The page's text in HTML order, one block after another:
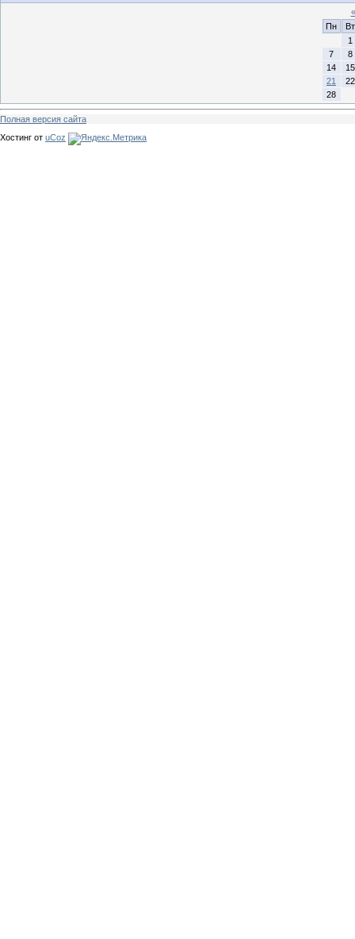
«
Пн
Вт
1
7
8
14
15
21
22
28
Полная версия сайта
Хостинг от uCoz